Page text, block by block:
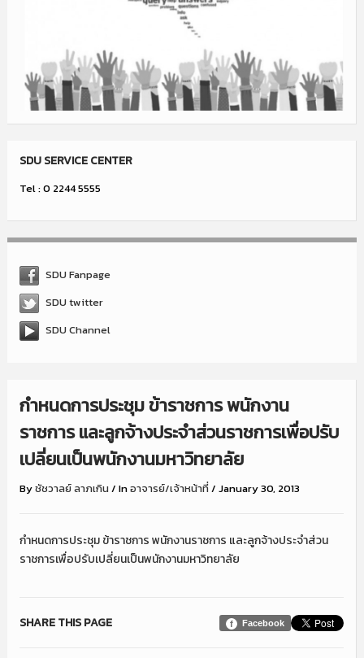
SDU SERVICE CENTER
Tel : 0 2244 5555
SDU Fanpage
SDU twitter
SDU Channel
กำหนดการประชุม ข้าราชการ พนักงาน
ราชการ และลูกจ้างประจำส่วนราชการเพื่อปรับ
เปลี่ยนเป็นพนักงานมหาวิทยาลัย
Byชัชวาลย์ ลาภเกิน / Inอาจารย์/เจ้าหน้าที่/ January 30, 2013
กำหนดการประชุม ข้าราชการ พนักงานราชการ และลูกจ้างประจำส่วน
ราชการเพื่อปรับเปลี่ยนเป็นพนักงานมหาวิทยาลัย
Facebook
SHARE THIS PAGE